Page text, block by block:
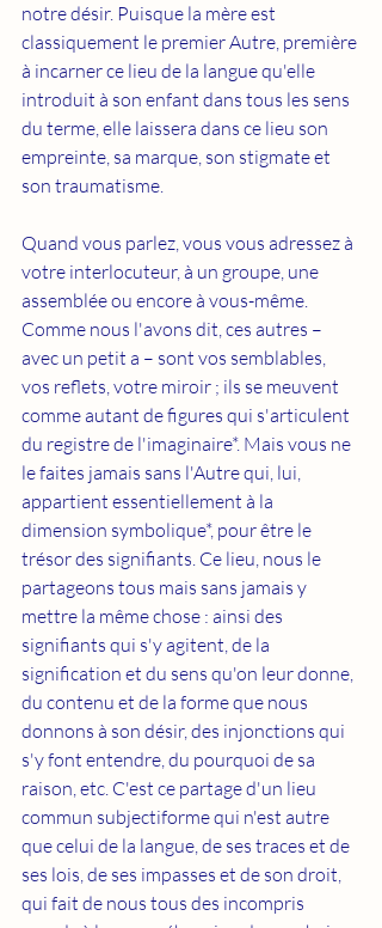
notre désir. Puisque la mère est
classiquement le premier Autre, première
à incarner ce lieu de la langue qu'elle
introduit à son enfant dans tous les sens
du terme, elle laissera dans ce lieu son
empreinte, sa marque, son stigmate et
son traumatisme.
Quand vous parlez, vous vous adressez à
votre interlocuteur, à un groupe, une
assemblée ou encore à vous-même.
Comme nous l'avons dit, ces autres –
avec un petit a – sont vos semblables,
vos reflets, votre miroir ; ils se meuvent
comme autant de figures qui s'articulent
du registre de l'imaginaire*. Mais vous ne
le faites jamais sans l'Autre qui, lui,
appartient essentiellement à la
dimension symbolique*, pour être le
trésor des signifiants. Ce lieu, nous le
partageons tous mais sans jamais y
mettre la même chose : ainsi des
signifiants qui s'y agitent, de la
signification et du sens qu'on leur donne,
du contenu et de la forme que nous
donnons à son désir, des injonctions qui
s'y font entendre, du pourquoi de sa
raison, etc. C'est ce partage d'un lieu
commun subjectiforme qui n'est autre
que celui de la langue, de ses traces et de
ses lois, de ses impasses et de son droit,
qui fait de nous tous des incompris